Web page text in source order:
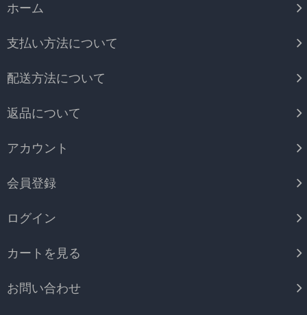
ホーム
支払い方法について
配送方法について
返品について
アカウント
会員登録
ログイン
カートを見る
お問い合わせ